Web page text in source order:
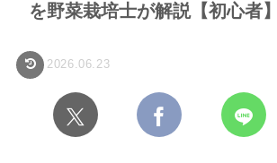
を野菜栽培士が解説【初心者】
2026.06.23